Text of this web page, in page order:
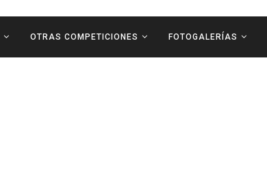
OTRAS COMPETICIONES FOTOGALERÍAS